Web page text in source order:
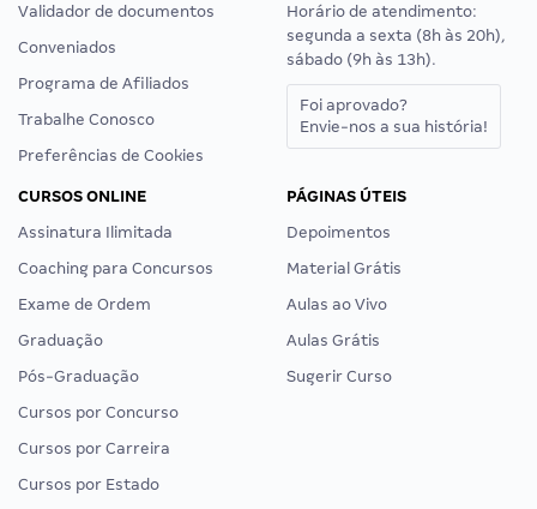
Validador de documentos
Conveniados
Programa de Afiliados
Trabalhe Conosco
Preferências de Cookies
Horário de atendimento:
segunda a sexta (8h às 20h),
sábado (9h às 13h).
Foi aprovado?
Envie-nos a sua história!
CURSOS ONLINE
Assinatura Ilimitada
Coaching para Concursos
Exame de Ordem
Graduação
Pós-Graduação
Cursos por Concurso
Cursos por Carreira
Cursos por Estado
PÁGINAS ÚTEIS
Depoimentos
Material Grátis
Aulas ao Vivo
Aulas Grátis
Sugerir Curso